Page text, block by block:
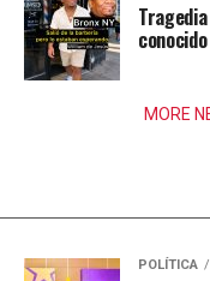
MORE
POLÍTICA